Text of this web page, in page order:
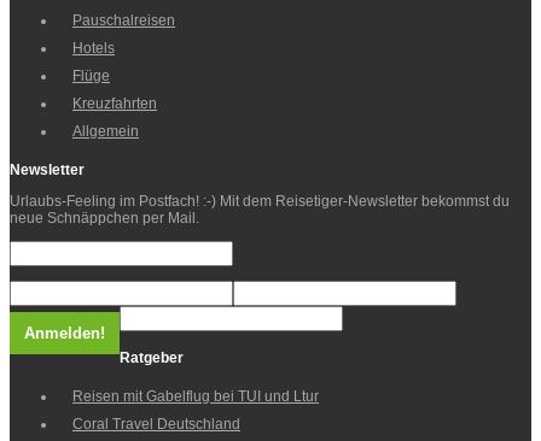
Pauschalreisen
Hotels
Flüge
Kreuzfahrten
Allgemein
Newsletter
Urlaubs-Feeling im Postfach! :-) Mit dem Reisetiger-Newsletter bekommst du
neue Schnäppchen per Mail.
Ratgeber
Reisen mit Gabelflug bei TUI und Ltur
Coral Travel Deutschland